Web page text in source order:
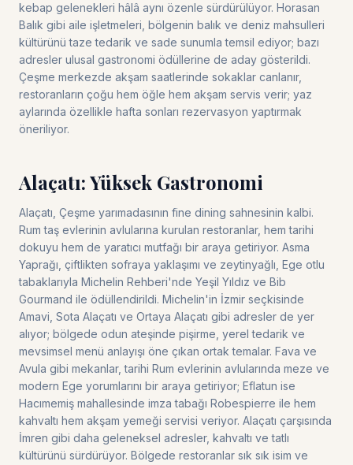
kebap gelenekleri hâlâ aynı özenle sürdürülüyor. Horasan
Balık gibi aile işletmeleri, bölgenin balık ve deniz mahsulleri
kültürünü taze tedarik ve sade sunumla temsil ediyor; bazı
adresler ulusal gastronomi ödüllerine de aday gösterildi.
Çeşme merkezde akşam saatlerinde sokaklar canlanır,
restoranların çoğu hem öğle hem akşam servis verir; yaz
aylarında özellikle hafta sonları rezervasyon yaptırmak
öneriliyor.
Alaçatı: Yüksek Gastronomi
Alaçatı, Çeşme yarımadasının fine dining sahnesinin kalbi.
Rum taş evlerinin avlularına kurulan restoranlar, hem tarihi
dokuyu hem de yaratıcı mutfağı bir araya getiriyor. Asma
Yaprağı, çiftlikten sofraya yaklaşımı ve zeytinyağlı, Ege otlu
tabaklarıyla Michelin Rehberi'nde Yeşil Yıldız ve Bib
Gourmand ile ödüllendirildi. Michelin'in İzmir seçkisinde
Amavi, Sota Alaçatı ve Ortaya Alaçatı gibi adresler de yer
alıyor; bölgede odun ateşinde pişirme, yerel tedarik ve
mevsimsel menü anlayışı öne çıkan ortak temalar. Fava ve
Avula gibi mekanlar, tarihi Rum evlerinin avlularında meze ve
modern Ege yorumlarını bir araya getiriyor; Eflatun ise
Hacımemiş mahallesinde imza tabağı Robespierre ile hem
kahvaltı hem akşam yemeği servisi veriyor. Alaçatı çarşısında
İmren gibi daha geleneksel adresler, kahvaltı ve tatlı
kültürünü sürdürüyor. Bölgede restoranlar sık sık isim ve